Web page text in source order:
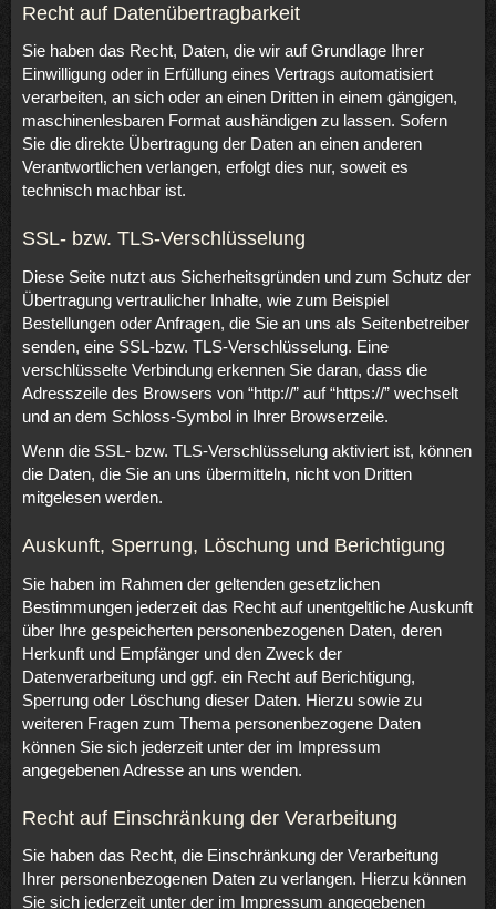
Recht auf Datenübertragbarkeit
Sie haben das Recht, Daten, die wir auf Grundlage Ihrer
Einwilligung oder in Erfüllung eines Vertrags automatisiert
verarbeiten, an sich oder an einen Dritten in einem gängigen,
maschinenlesbaren Format aushändigen zu lassen. Sofern
Sie die direkte Übertragung der Daten an einen anderen
Verantwortlichen verlangen, erfolgt dies nur, soweit es
technisch machbar ist.
SSL- bzw. TLS-Verschlüsselung
Diese Seite nutzt aus Sicherheitsgründen und zum Schutz der
Übertragung vertraulicher Inhalte, wie zum Beispiel
Bestellungen oder Anfragen, die Sie an uns als Seitenbetreiber
senden, eine SSL-bzw. TLS-Verschlüsselung. Eine
verschlüsselte Verbindung erkennen Sie daran, dass die
Adresszeile des Browsers von “http://” auf “https://” wechselt
und an dem Schloss-Symbol in Ihrer Browserzeile.
Wenn die SSL- bzw. TLS-Verschlüsselung aktiviert ist, können
die Daten, die Sie an uns übermitteln, nicht von Dritten
mitgelesen werden.
Auskunft, Sperrung, Löschung und Berichtigung
Sie haben im Rahmen der geltenden gesetzlichen
Bestimmungen jederzeit das Recht auf unentgeltliche Auskunft
über Ihre gespeicherten personenbezogenen Daten, deren
Herkunft und Empfänger und den Zweck der
Datenverarbeitung und ggf. ein Recht auf Berichtigung,
Sperrung oder Löschung dieser Daten. Hierzu sowie zu
weiteren Fragen zum Thema personenbezogene Daten
können Sie sich jederzeit unter der im Impressum
angegebenen Adresse an uns wenden.
Recht auf Einschränkung der Verarbeitung
Sie haben das Recht, die Einschränkung der Verarbeitung
Ihrer personenbezogenen Daten zu verlangen. Hierzu können
Sie sich jederzeit unter der im Impressum angegebenen